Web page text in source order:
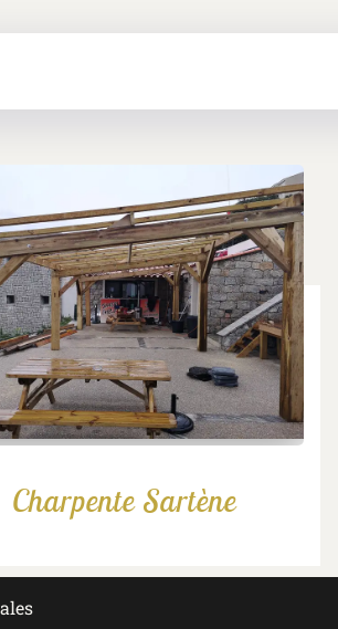
Charpente Sartène